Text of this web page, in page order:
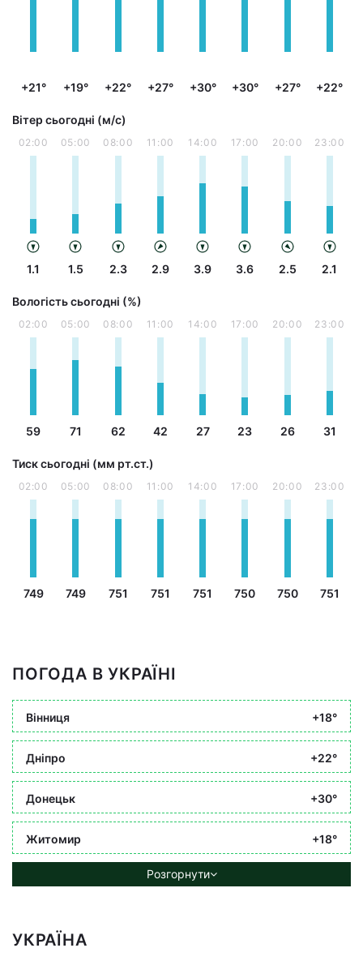
+21° +19° +22° +27° +30° +30° +27° +22°
Вітер сьогодні (м/с)
02:00
1.1
05:00
1.5
08:00
2.3
11:00
2.9
14:00
3.9
17:00
3.6
20:00
2.5
23:00
2.1
Вологість сьогодні (%)
02:00
59
05:00
71
08:00
62
11:00
42
14:00
27
17:00
23
20:00
26
23:00
31
Тиск сьогодні (мм рт.ст.)
02:00
749
05:00
749
08:00
751
11:00
751
14:00
751
17:00
750
20:00
750
23:00
751
ПОГОДА В УКРАЇНІ
Вінниця +18°
Дніпро +22°
Донецьк +30°
Житомир +18°
Розгорнути
УКРАЇНА